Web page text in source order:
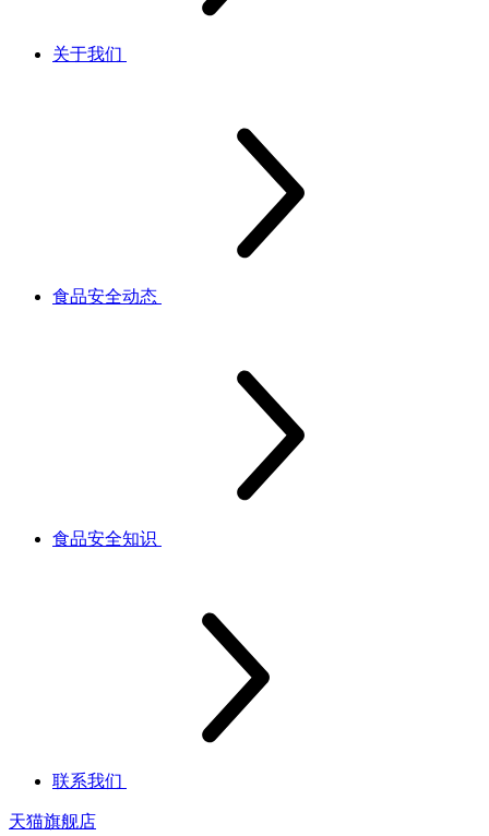
关于我们
食品安全动态
食品安全知识
联系我们
天猫旗舰店